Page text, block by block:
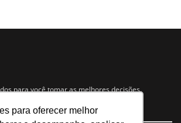
para oferecer melhor
para você tomar as melhores decisões.